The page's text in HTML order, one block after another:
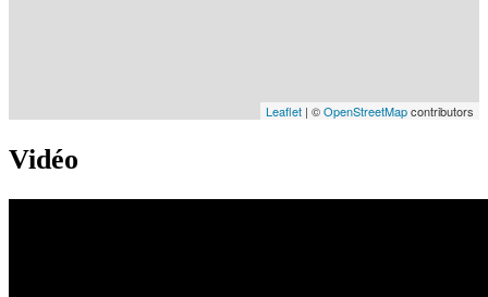
Leaflet | ©OpenStreetMapcontributors
Vidéo